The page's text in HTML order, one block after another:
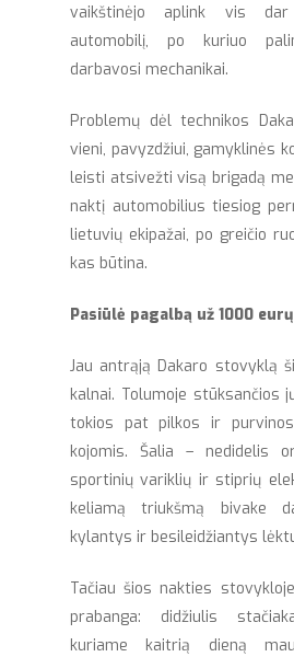
vaikštinėjo aplink vis
automobilį, po kuriuo
darbavosi mechanikai.
Problemų dėl technikos
vieni, pavyzdžiui, gamyklinės
leisti atsivežti visą brigadą
naktį automobilius tiesiog
lietuvių ekipažai, po greičio
kas būtina.
Pasiūlė pagalbą už 1000 eurų
Jau antrąją Dakaro stovyklą
kalnai. Tolumoje stūksančios
tokios pat pilkos ir
kojomis. Šalia – nedidelis
sportinių variklių ir stiprių
keliamą triukšmą bivake
kylantys ir besileidžiantys
Tačiau šios nakties
prabanga: didžiulis
kuriame kaitrią dieną